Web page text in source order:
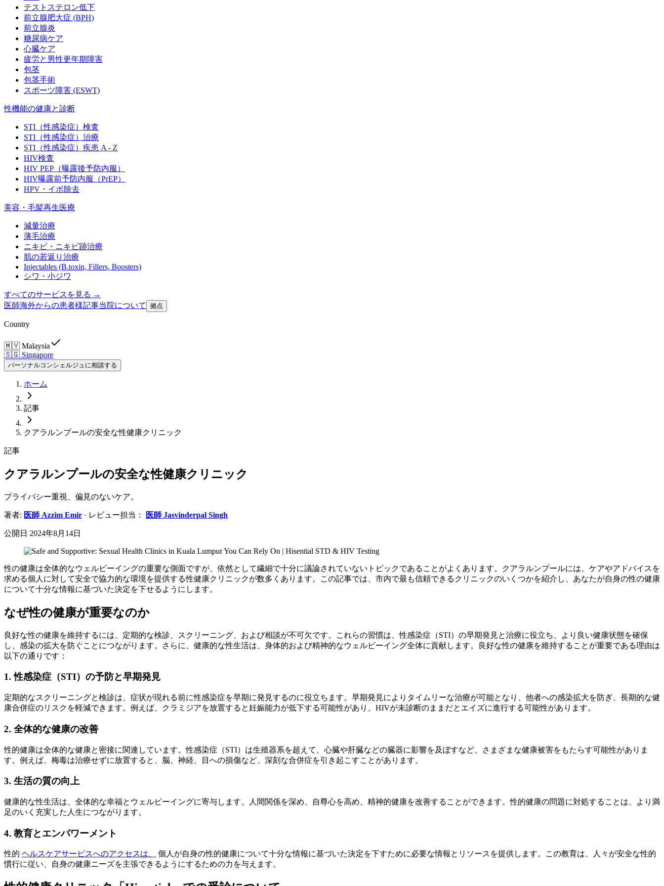
テストステロン低下
前立腺肥大症 (BPH)
前立腺炎
糖尿病ケア
心臓ケア
疲労と男性更年期障害
包茎
包茎手術
スポーツ障害 (ESWT)
性機能の健康と診断
STI（性感染症）検査
STI（性感染症）治療
STI（性感染症）疾患 A - Z
HIV検査
HIV PEP（曝露後予防内服）
HIV曝露前予防内服（PrEP）
HPV・イボ除去
美容・毛髪再生医療
減量治療
薄毛治療
ニキビ・ニキビ跡治療
肌の若返り治療
Injectables (B.toxin, Fillers, Boosters)
シワ・小ジワ
すべてのサービスを見る →
医師海外からの患者様記事当院について 拠点
Country
🇲🇾 Malaysia
🇸🇬 Singapore
パーソナルコンシェルジュに相談する
ホーム
記事
クアラルンプールの安全な性健康クリニック
記事
クアラルンプールの安全な性健康クリニック
プライバシー重視、偏見のないケア。
著者: 医師 Azzim Emir · レビュー担当： 医師 Jasvinderpal Singh
公開日 2024年8月14日
性の健康は全体的なウェルビーイングの重要な側面ですが、依然として繊細で十分に議論されていないトピックであることがよくあります。クアラルンプールには、ケアやアドバイスを
求める個人に対して安全で協力的な環境を提供する性健康クリニックが数多くあります。この記事では、市内で最も信頼できるクリニックのいくつかを紹介し、あなたが自身の性の健康
について十分な情報に基づいた決定を下せるようにします。
なぜ性の健康が重要なのか
良好な性の健康を維持するには、定期的な検診、スクリーニング、および相談が不可欠です。これらの習慣は、性感染症（STI）の早期発見と治療に役立ち、より良い健康状態を確保
し、感染の拡大を防ぐことにつながります。さらに、健康的な性生活は、身体的および精神的なウェルビーイング全体に貢献します。良好な性の健康を維持することが重要である理由は
以下の通りです：
1. 性感染症（STI）の予防と早期発見
定期的なスクリーニングと検診は、症状が現れる前に性感染症を早期に発見するのに役立ちます。早期発見によりタイムリーな治療が可能となり、他者への感染拡大を防ぎ、長期的な健
康合併症のリスクを軽減できます。例えば、クラミジアを放置すると妊娠能力が低下する可能性があり、HIVが未診断のままだとエイズに進行する可能性があります。
2. 全体的な健康の改善
性的健康は全体的な健康と密接に関連しています。性感染症（STI）は生殖器系を超えて、心臓や肝臓などの臓器に影響を及ぼすなど、さまざまな健康被害をもたらす可能性がありま
す。例えば、梅毒は治療せずに放置すると、脳、神経、目への損傷など、深刻な合併症を引き起こすことがあります。
3. 生活の質の向上
健康的な性生活は、全体的な幸福とウェルビーイングに寄与します。人間関係を深め、自尊心を高め、精神的健康を改善することができます。性的健康の問題に対処することは、より満
足のいく充実した人生につながります。
4. 教育とエンパワーメント
性的 ヘルスケアサービスへのアクセスは、
個人が自身の性的健康について十分な情報に基づいた決定を下すために必要な情報とリソースを提供します。この教育は、人々が安全な性的
慣行に従い、自身の健康ニーズを主張できるようにするための力を与えます。